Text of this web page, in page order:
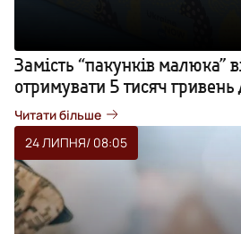
Замість “пакунків малюка”
отримувати 5 тисяч
Читати більше
24 ЛИПНЯ/ 08:05